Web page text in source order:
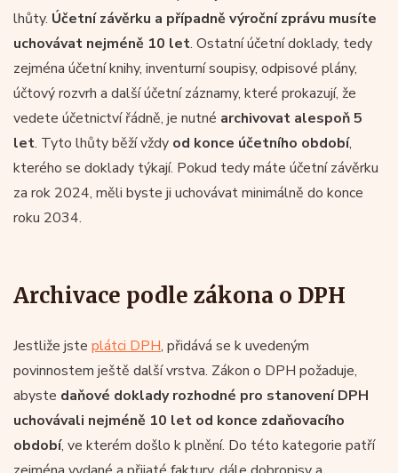
lhůty. Účetní závěrku a případně výroční zprávu musíte
uchovávat nejméně 10 let. Ostatní účetní doklady, tedy
zejména účetní knihy, inventurní soupisy, odpisové plány,
účtový rozvrh a další účetní záznamy, které prokazují, že
vedete účetnictví řádně, je nutné archivovat alespoň 5
let. Tyto lhůty běží vždy od konce účetního období,
kterého se doklady týkají. Pokud tedy máte účetní závěrku
za rok 2024, měli byste ji uchovávat minimálně do konce
roku 2034.
Archivace podle zákona o DPH
Jestliže jste plátci DPH, přidává se k uvedeným
povinnostem ještě další vrstva. Zákon o DPH požaduje,
abyste daňové doklady rozhodné pro stanovení DPH
uchovávali nejméně 10 let od konce zdaňovacího
období, ve kterém došlo k plnění. Do této kategorie patří